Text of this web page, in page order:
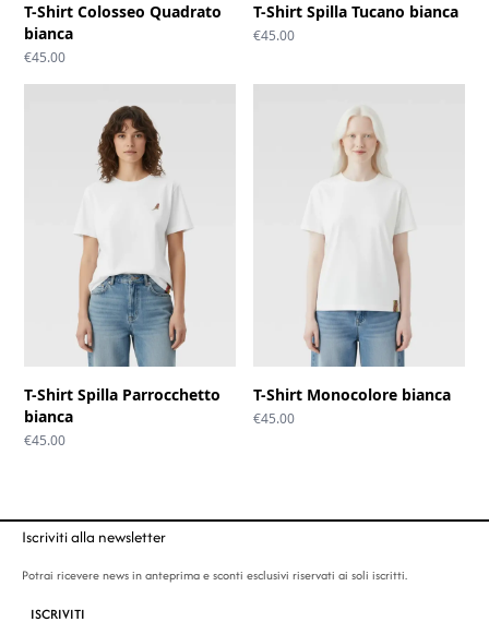
T-Shirt Colosseo Quadrato
bianca
€45.00
T-Shirt Spilla Tucano bianca
€45.00
T-Shirt Spilla Parrocchetto
bianca
€45.00
T-Shirt Monocolore bianca
€45.00
Iscriviti alla newsletter
Potrai ricevere news in anteprima e sconti esclusivi riservati ai soli iscritti.
ISCRIVITI